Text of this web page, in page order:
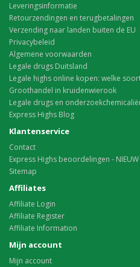
Leveringsinformatie
Retourzendingen en terugbetalingen
Verzending naar landen buiten de EU
Privacybeleid
Algemene voorwaarden
Legale drugs Duitsland
Legale highs online kopen: welke
Groothandel in kruidenwierook
Legale drugs en
Express Highs Blog
Klantenservice
Contact
Express Highs beoordelingen - NIEUW
Sitemap
Affiliates
Affiliate Login
Affiliate Register
Affiliate Information
Mijn account
Mijn account